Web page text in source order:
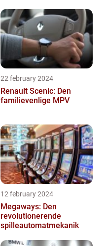
22 february 2024
Renault Scenic: Den
familievenlige MPV
12 february 2024
Megaways: Den
revolutionerende
spilleautomatmekanik